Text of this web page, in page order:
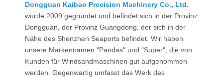
Dongguan Kaibao Precision Machinery Co., Ltd.
wurde 2009 gegründet und befindet sich in der Provinz
Dongguan, der Provinz Guangdong, der sich in der
Nähe des Shenzhen Seaports befindet. Wir haben
unsere Markennamen "Pandas" und "Super", die von
Kunden für Windsandmaschinen gut aufgenommen
werden. Gegenwärtig umfasst das Werk des